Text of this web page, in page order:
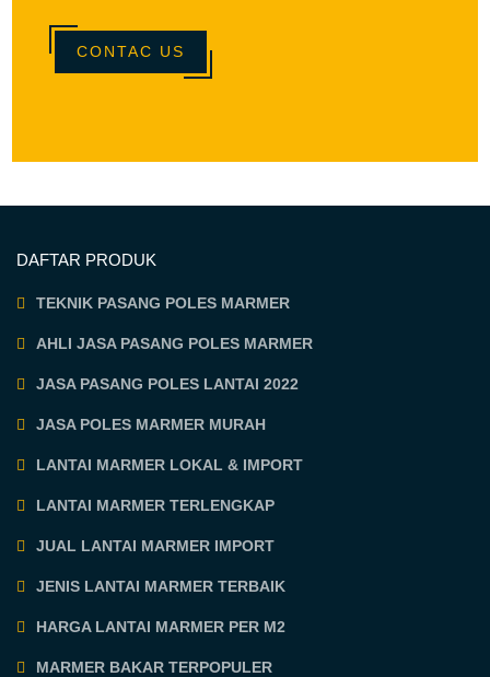
CONTAC US
DAFTAR PRODUK
TEKNIK PASANG POLES MARMER
AHLI JASA PASANG POLES MARMER
JASA PASANG POLES LANTAI 2022
JASA POLES MARMER MURAH
LANTAI MARMER LOKAL & IMPORT
LANTAI MARMER TERLENGKAP
JUAL LANTAI MARMER IMPORT
JENIS LANTAI MARMER TERBAIK
HARGA LANTAI MARMER PER M2
MARMER BAKAR TERPOPULER